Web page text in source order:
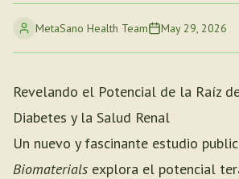
MetaSano Health Team May 29, 2026
Revelando el Potencial de la Raíz
Diabetes y la Salud Renal
Un nuevo y fascinante estudio
Biomaterials explora el potencial